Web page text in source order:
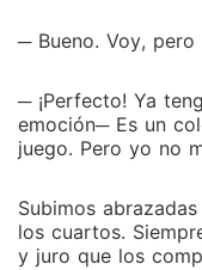
─ Bueno. Voy,
─ ¡Perfecto! Ya
emoción─ Es un
juego. Pero yo no
Subimos
los cuartos.
y juro que los